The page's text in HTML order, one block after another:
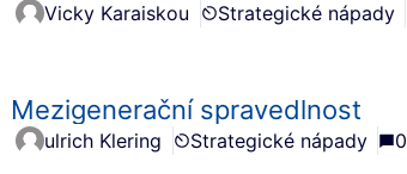
Vicky Karaiskou Strategické nápady
Mezigenerační spravedlnost
ulrich Klering Strategické nápady 0